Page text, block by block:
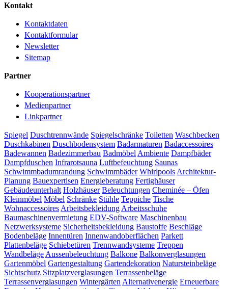
Kontakt
Kontaktdaten
Kontaktformular
Newsletter
Sitemap
Partner
Kooperationspartner
Medienpartner
Linkpartner
Spiegel Duschtrennwände Spiegelschränke Toiletten Waschbecken
Duschkabinen Duschbodensystem Badarmaturen Badaccessoires
Badewannen Badezimmerbau Badmöbel Ambiente Dampfbäder
Dampfduschen Infrarotsauna Luftbefeuchtung Saunas
Schwimmbadumrandung Schwimmbäder Whirlpools Architektur-
Planung Bauexpertisen Energieberatung Fertighäuser
Gebäudeunterhalt Holzhäuser Beleuchtungen Cheminée – Öfen
Kleinmöbel Möbel Schränke Stühle Teppiche Tische
Wohnaccessoires Arbeitsbekleidung Arbeitsschuhe
Baumaschinenvermietung EDV-Software Maschinenbau
Netzwerksysteme Sicherheitsbekleidung Baustoffe Beschläge
Bodenbeläge Innentüren Innenwandoberflächen Parkett
Plattenbeläge Schiebetüren Trennwandsysteme Treppen
Wandbeläge Aussenbeleuchtung Balkone Balkonverglasungen
Gartenmöbel Gartengestaltung Gartendekoration Natursteinbeläge
Sichtschutz Sitzplatzverglasungen Terrassenbeläge
Terrassenverglasungen Wintergärten Alternativenergie Erneuerbare